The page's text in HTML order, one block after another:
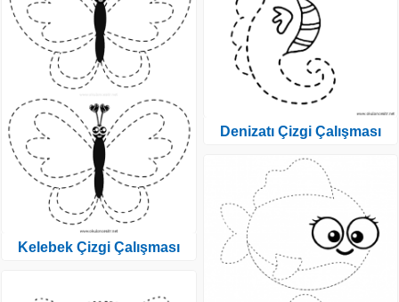
Kelebek Çizgi Çalışması
Denizatı Çizgi Çalışması